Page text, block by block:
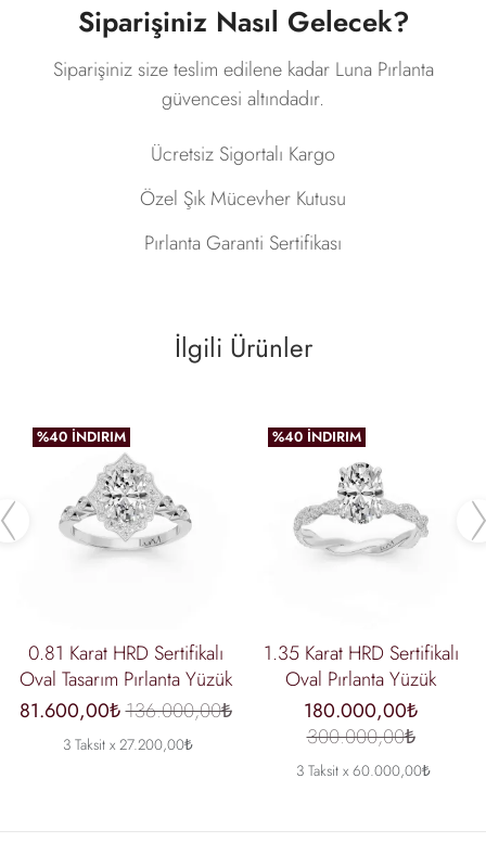
Siparişiniz Nasıl Gelecek?
Siparişiniz size teslim edilene kadar Luna Pırlanta
güvencesi altındadır.
Ücretsiz Sigortalı Kargo
Özel Şık Mücevher Kutusu
Pırlanta Garanti Sertifikası
İlgili Ürünler
Previous
%40 İNDIRIM
0.81 Karat HRD Sertifikalı
Oval Tasarım Pırlanta Yüzük
81.600,00₺136.000,00₺
3 Taksit x 27.200,00₺
%40 İNDIRIM
1.35 Karat HRD Sertifikalı
Oval Pırlanta Yüzük
180.000,00₺
300.000,00₺
3 Taksit x 60.000,00₺